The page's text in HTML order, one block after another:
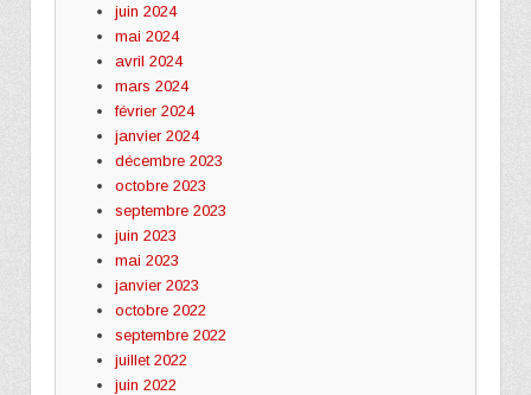
juin 2024
mai 2024
avril 2024
mars 2024
février 2024
janvier 2024
décembre 2023
octobre 2023
septembre 2023
juin 2023
mai 2023
janvier 2023
octobre 2022
septembre 2022
juillet 2022
juin 2022